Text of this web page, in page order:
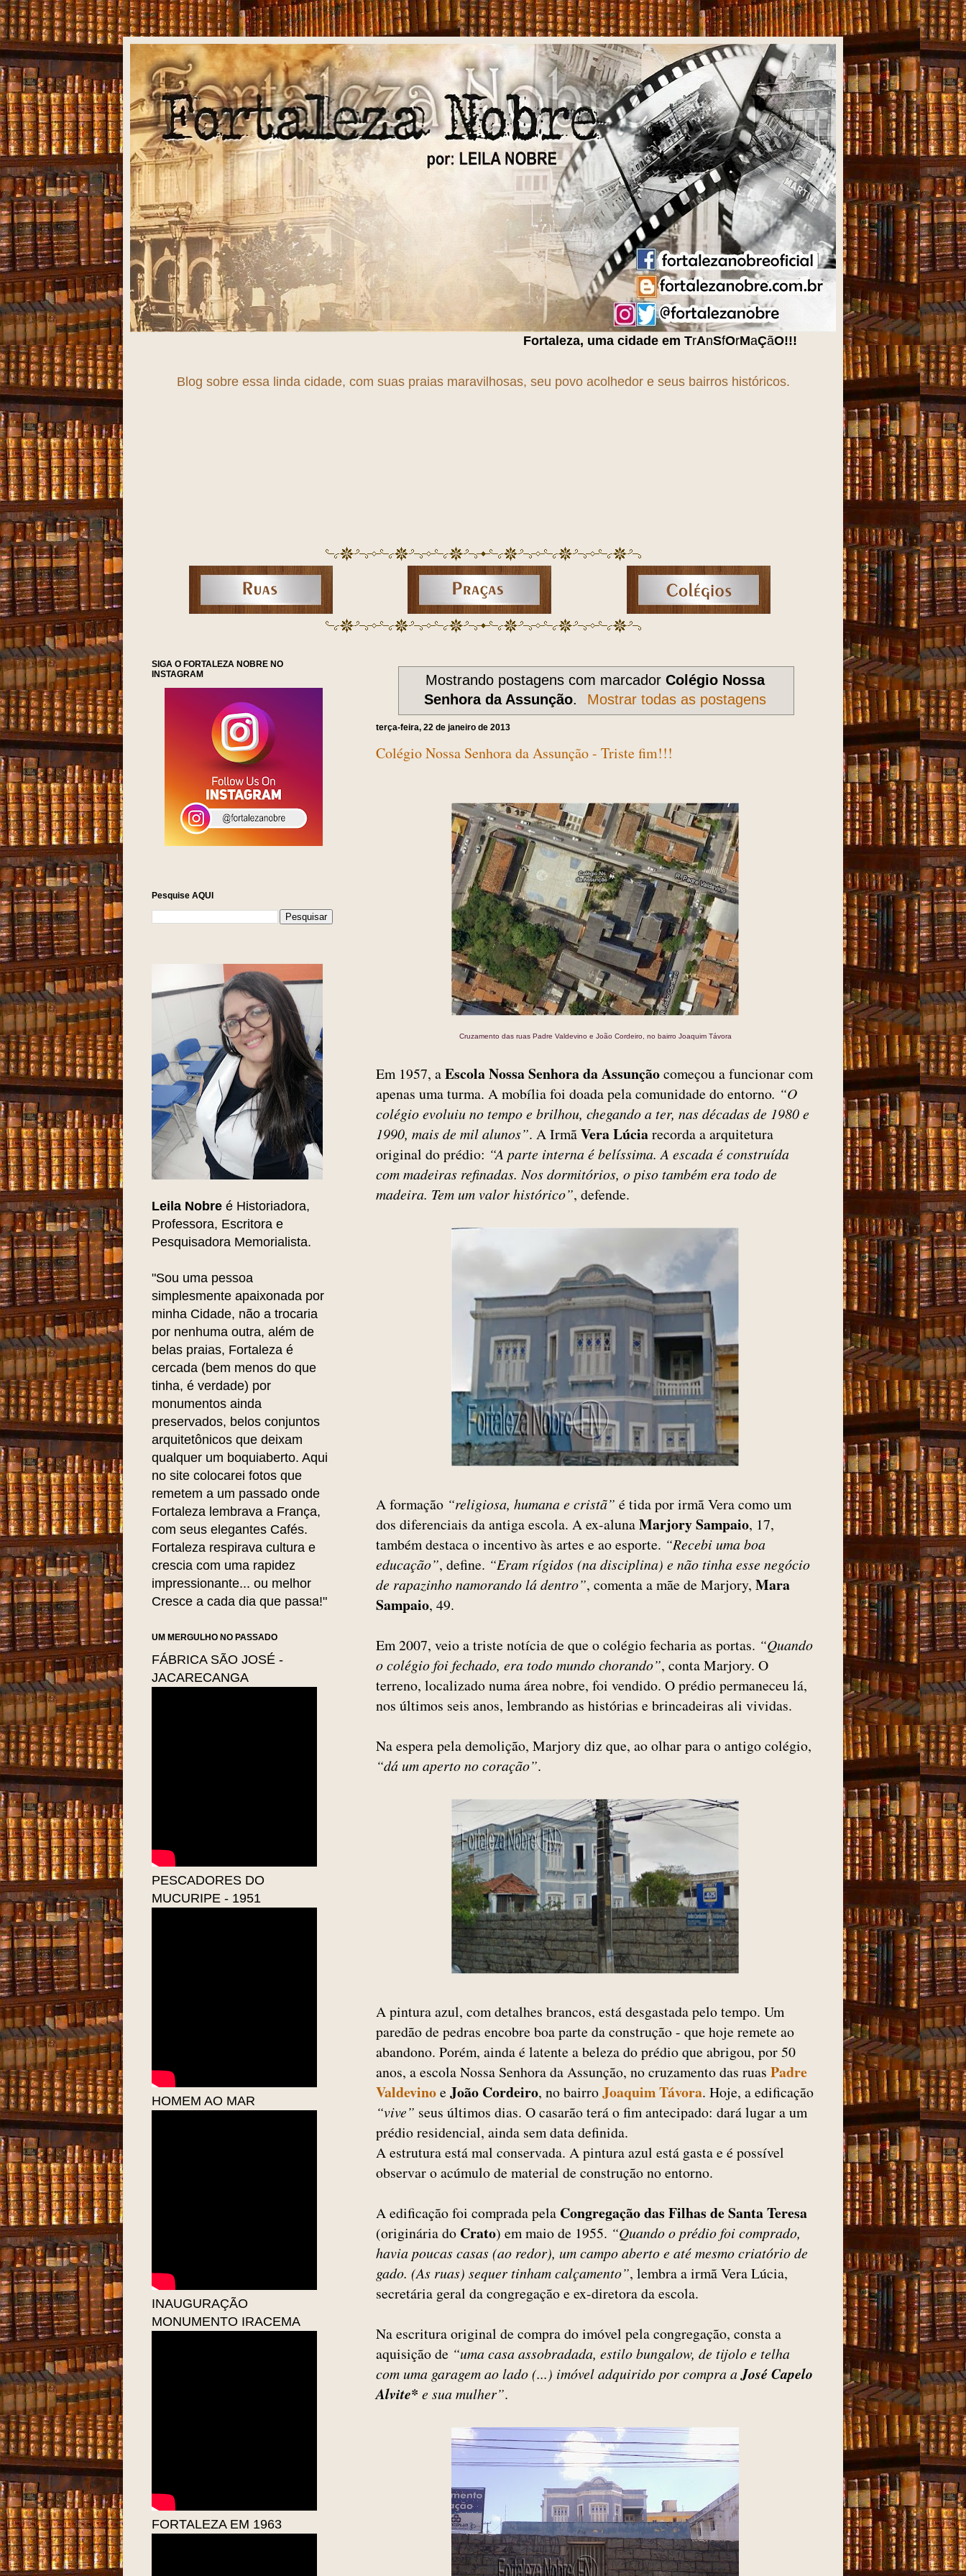
Fortaleza, uma cidade emTrAnSfOrMaÇãO !!!
Blog sobre essa linda cidade, com suas praias maravilhosas, seu povo acolhedor e seus bairros históricos.
Mostrando postagens com marcador Colégio Nossa
Senhora da Assunção. Mostrar todas as postagens
terça-feira, 22 de janeiro de 2013
Colégio Nossa Senhora da Assunção - Triste fim!!!
Cruzamento das ruas Padre Valdevino e João Cordeiro, no bairro Joaquim Távora
Em 1957, aEscola Nossa Senhora da Assunçãocomeçou a funcionar com
apenas uma turma. A mobília foi doada pela comunidade do entorno. “O
colégio evoluiu no tempo e brilhou, chegando a ter, nas décadas de 1980 e
1990, mais de mil alunos”. A IrmãVera Lúciarecorda a arquitetura
original do prédio: “A parte interna é belíssima. A escada é construída
com madeiras refinadas. Nos dormitórios, o piso também era todo de
madeira. Tem um valor histórico”, defende.
A formação “religiosa, humana e cristã” é tida por irmã Vera como um
dos diferenciais da antiga escola. A ex-alunaMarjory Sampaio, 17,
também destaca o incentivo às artes e ao esporte. “Recebi uma boa
educação”, define. “Eram rígidos (na disciplina) e não tinha esse negócio
de rapazinho namorando lá dentro”, comenta a mãe de Marjory, Mara
Sampaio, 49.
Em 2007, veio a triste notícia de que o colégio fecharia as portas. “Quando
o colégio foi fechado, era todo mundo chorando”, conta Marjory. O
terreno, localizado numa área nobre, foi vendido. O prédio permaneceu lá,
nos últimos seis anos, lembrando as histórias e brincadeiras ali vividas.
Na espera pela demolição, Marjory diz que, ao olhar para o antigo colégio,
“dá um aperto no coração”.
A pintura azul, com detalhes brancos, está desgastada pelo tempo. Um
paredão de pedras encobre boa parte da construção - que hoje remete ao
abandono. Porém, ainda é latente a beleza do prédio que abrigou, por 50
anos, a escola Nossa Senhora da Assunção, no cruzamento das ruas Padre
Valdevinoe João Cordeiro, no bairroJoaquim Távora. Hoje, a edificação
“vive” seus últimos dias. O casarão terá o fim antecipado: dará lugar a um
prédio residencial, ainda sem data definida.
A estrutura está mal conservada. A pintura azul está gasta e é possível
observar o acúmulo de material de construção no entorno.
A edificação foi comprada pela Congregação das Filhas de Santa Teresa
(originária do Crato) em maio de 1955. “Quando o prédio foi comprado,
havia poucas casas (ao redor), um campo aberto e até mesmo criatório de
gado. (As ruas) sequer tinham calçamento”, lembra a irmã Vera Lúcia,
secretária geral da congregação e ex-diretora da escola.
Na escritura original de compra do imóvel pela congregação, consta a
aquisição de “uma casa assobradada, estilo bungalow, de tijolo e telha
com uma garagem ao lado (...) imóvel adquirido por compra aJosé Capelo
Alvite* e sua mulher”.
SIGA O FORTALEZA NOBRE NO
INSTAGRAM
Pesquise AQUI
Leila Nobre é Historiadora,
Professora, Escritora e
Pesquisadora Memorialista.
"Sou uma pessoa
simplesmente apaixonada por
minha Cidade, não a trocaria
por nenhuma outra, além de
belas praias, Fortaleza é
cercada (bem menos do que
tinha, é verdade) por
monumentos ainda
preservados, belos conjuntos
arquitetônicos que deixam
qualquer um boquiaberto. Aqui
no site colocarei fotos que
remetem a um passado onde
Fortaleza lembrava a França,
com seus elegantes Cafés.
Fortaleza respirava cultura e
crescia com uma rapidez
impressionante... ou melhor
Cresce a cada dia que passa!"
UM MERGULHO NO PASSADO
FÁBRICA SÃO JOSÉ -
JACARECANGA
PESCADORES DO
MUCURIPE - 1951
HOMEM AO MAR
INAUGURAÇÃO
MONUMENTO IRACEMA
FORTALEZA EM 1963